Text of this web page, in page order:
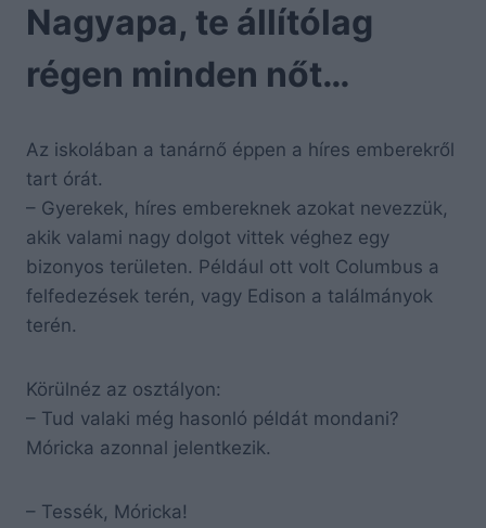
Nagyapa, te állítólag
régen minden nőt…
Az iskolában a tanárnő éppen a híres emberekről
tart órát.
– Gyerekek, híres embereknek azokat nevezzük,
akik valami nagy dolgot vittek véghez egy
bizonyos területen. Például ott volt Columbus a
felfedezések terén, vagy Edison a találmányok
terén.
Körülnéz az osztályon:
– Tud valaki még hasonló példát mondani?
Móricka azonnal jelentkezik.
– Tessék, Móricka!